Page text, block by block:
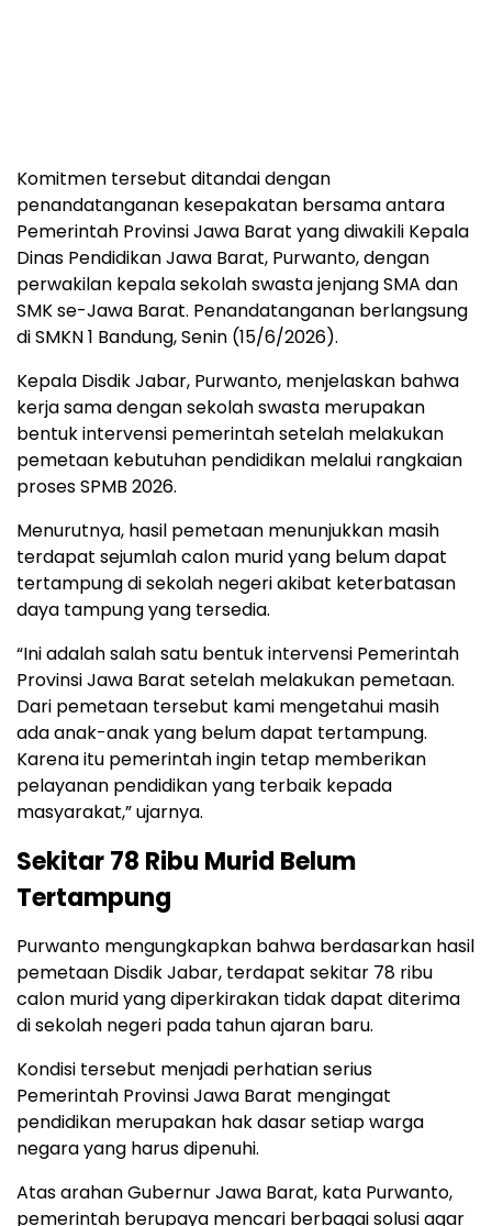
Komitmen tersebut ditandai dengan
penandatanganan kesepakatan bersama antara
Pemerintah Provinsi Jawa Barat yang diwakili Kepala
Dinas Pendidikan Jawa Barat, Purwanto, dengan
perwakilan kepala sekolah swasta jenjang SMA dan
SMK se-Jawa Barat. Penandatanganan berlangsung
di SMKN 1 Bandung, Senin (15/6/2026).
Kepala Disdik Jabar, Purwanto, menjelaskan bahwa
kerja sama dengan sekolah swasta merupakan
bentuk intervensi pemerintah setelah melakukan
pemetaan kebutuhan pendidikan melalui rangkaian
proses SPMB 2026.
Menurutnya, hasil pemetaan menunjukkan masih
terdapat sejumlah calon murid yang belum dapat
tertampung di sekolah negeri akibat keterbatasan
daya tampung yang tersedia.
“Ini adalah salah satu bentuk intervensi Pemerintah
Provinsi Jawa Barat setelah melakukan pemetaan.
Dari pemetaan tersebut kami mengetahui masih
ada anak-anak yang belum dapat tertampung.
Karena itu pemerintah ingin tetap memberikan
pelayanan pendidikan yang terbaik kepada
masyarakat,” ujarnya.
Sekitar 78 Ribu Murid Belum
Tertampung
Purwanto mengungkapkan bahwa berdasarkan hasil
pemetaan Disdik Jabar, terdapat sekitar 78 ribu
calon murid yang diperkirakan tidak dapat diterima
di sekolah negeri pada tahun ajaran baru.
Kondisi tersebut menjadi perhatian serius
Pemerintah Provinsi Jawa Barat mengingat
pendidikan merupakan hak dasar setiap warga
negara yang harus dipenuhi.
Atas arahan Gubernur Jawa Barat, kata Purwanto,
pemerintah berupaya mencari berbagai solusi agar